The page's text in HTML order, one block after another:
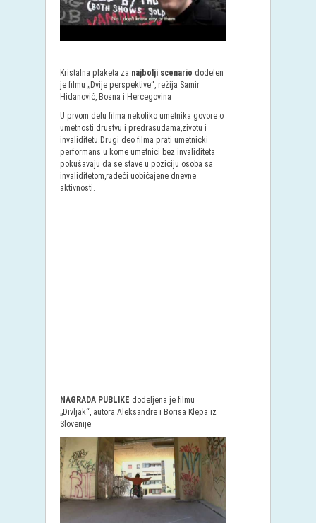
Kristalna plaketa za najbolji scenario dodelen
je filmu „Dvije perspektive“, režija Samir
Hidanović, Bosna i Hercegovina
U prvom delu filma nekoliko umetnika govore o
umetnosti.drustvu i predrasudama,zivotu i
invaliditetu.Drugi deo filma prati umetnicki
performans u kome umetnici bez invaliditeta
pokušavaju da se stave u poziciju osoba sa
invaliditetom,radeći uobičajene dnevne
aktivnosti.
NAGRADA PUBLIKE dodeljena je filmu
„Divljak“, autora Aleksandre i Borisa Klepa iz
Slovenije